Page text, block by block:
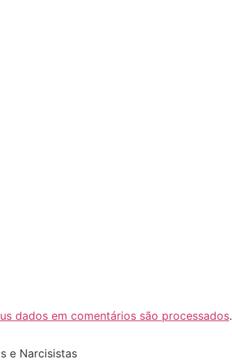
dados em comentários são processados.
e Narcisistas